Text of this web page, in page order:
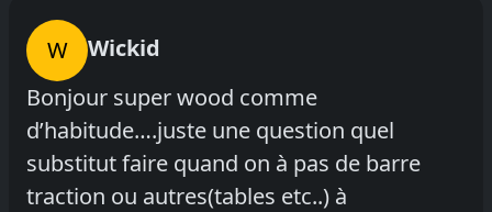
W
Wickid
Bonjour super wood comme
d’habitude….juste une question quel
substitut faire quand on à pas de barre
traction ou autres(tables etc..) à